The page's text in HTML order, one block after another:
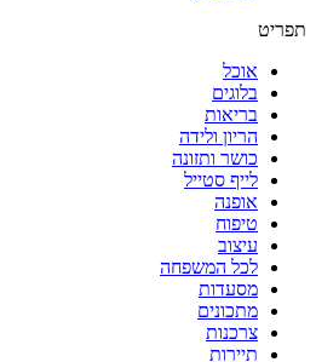
תפריט
אוכל
בלוגים
בריאות
הריון ולידה
כושר ותזונה
לייף סטייל
אופנה
טיפוח
עיצוב
לכל המשפחה
מסעדות
מתכונים
צרכנות
תיירות